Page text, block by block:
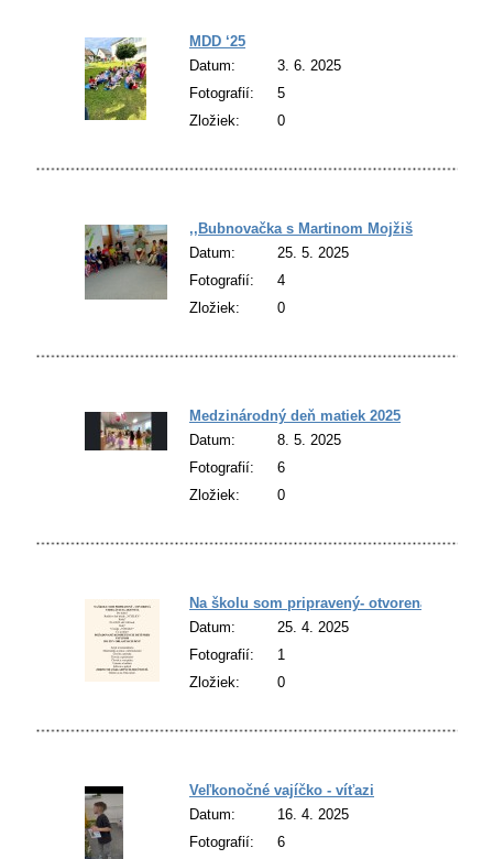
MDD ‘25
Datum:
3. 6. 2025
Fotografií:
5
Zložiek:
0
,,Bubnovačka s Martinom Mojžišom”
Datum:
25. 5. 2025
Fotografií:
4
Zložiek:
0
Medzinárodný deň matiek 2025
Datum:
8. 5. 2025
Fotografií:
6
Zložiek:
0
Na školu som pripravený- otvorená
Datum:
25. 4. 2025
Fotografií:
1
Zložiek:
0
Veľkonočné vajíčko - víťazi
Datum:
16. 4. 2025
Fotografií:
6